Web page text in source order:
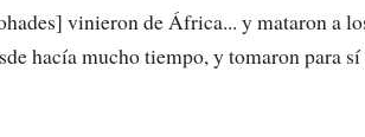
vinieron de África... y mataron a
hacía mucho tiempo, y tomaron para sí